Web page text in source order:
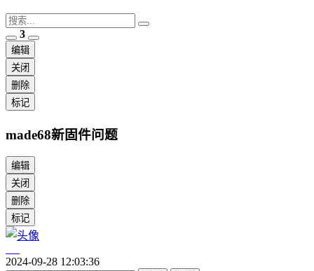
3
编辑
关闭
删除
标记
made68新固件问题
编辑
关闭
删除
标记
2024-09-28 12:03:36